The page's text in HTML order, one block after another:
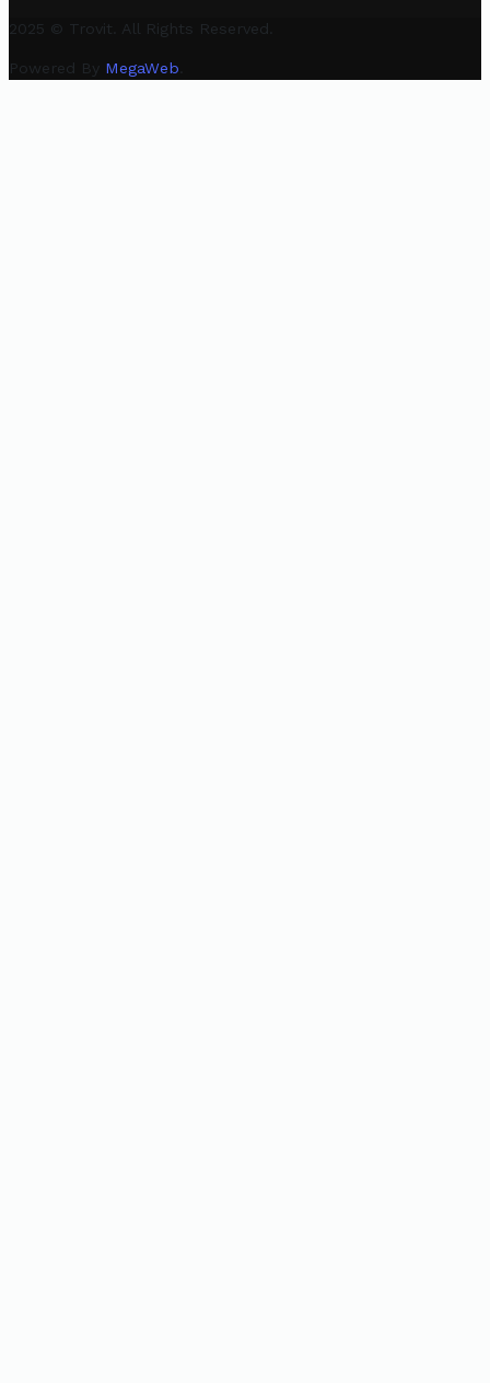
2025 © Trovit. All Rights Reserved.
Powered By MegaWeb